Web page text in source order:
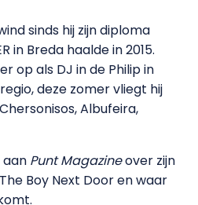
sinds hij zijn diploma
in Breda haalde in 2015.
op als DJ in de Philip in
deze zomer vliegt hij
Albufeira,
aan Punt Magazineover zijn
Boy Next Door en waar